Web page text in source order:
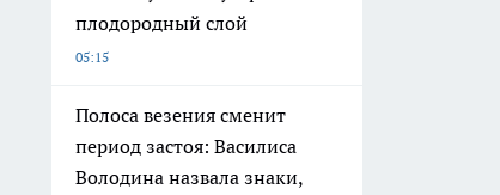
плодородный слой
05:15
Полоса везения сменит
период застоя: Василиса
Володина назвала знаки,